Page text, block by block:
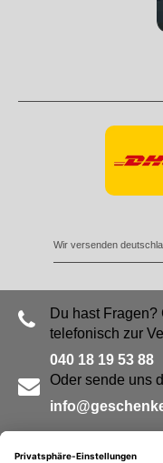
Wir versenden
Du hast
telefonisch zur
040 18 19 53 88
Oder sende uns